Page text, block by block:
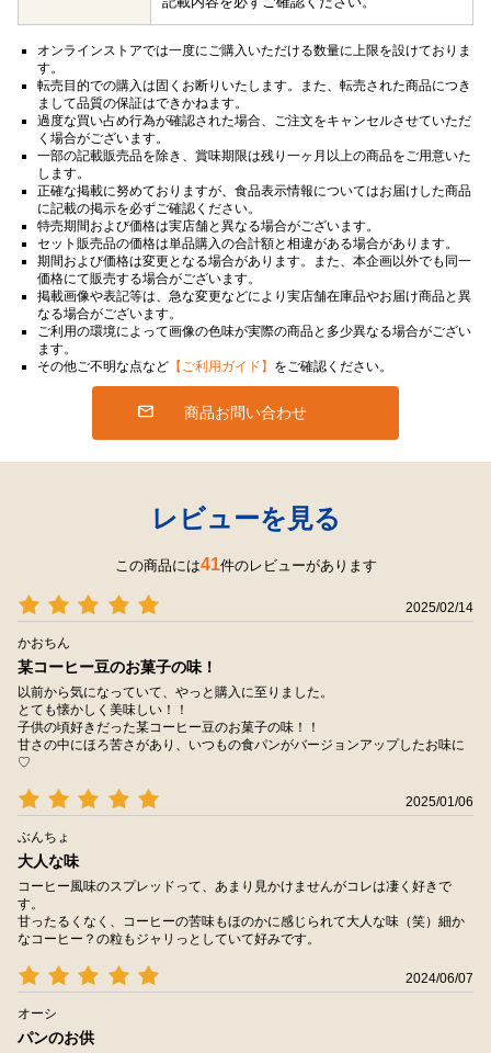
オンラインストアでは一度にご購入いただける数量に上限を設けておりま
す。
転売目的での購入は固くお断りいたします。また、転売された商品につき
まして品質の保証はできかねます。
過度な買い占め行為が確認された場合、ご注文をキャンセルさせていただ
く場合がございます。
一部の記載販売品を除き、賞味期限は残り一ヶ月以上の商品をご用意いた
します。
正確な掲載に努めておりますが、食品表示情報についてはお届けした商品
に記載の掲示を必ずご確認ください。
特売期間および価格は実店舗と異なる場合がございます。
セット販売品の価格は単品購入の合計額と相違がある場合があります。
期間および価格は変更となる場合があります。また、本企画以外でも同一
価格にて販売する場合がございます。
掲載画像や表記等は、急な変更などにより実店舗在庫品やお届け商品と異
なる場合がございます。
ご利用の環境によって画像の色味が実際の商品と多少異なる場合がござい
ます。
その他ご不明な点など 【ご利用ガイド】 をご確認ください。
商品お問い合わせ
レビューを見る
この商品には41件のレビューがあります
2025/02/14
かおちん
某コーヒー豆のお菓子の味！
以前から気になっていて、やっと購入に至りました。
とても懐かしく美味しい！！
子供の頃好きだった某コーヒー豆のお菓子の味！！
甘さの中にほろ苦さがあり、いつもの食パンがバージョンアップしたお味に
♡
2025/01/06
ぶんちょ
大人な味
コーヒー風味のスプレッドって、あまり見かけませんがコレは凄く好きで
す。
甘ったるくなく、コーヒーの苦味もほのかに感じられて大人な味（笑）細か
なコーヒー？の粒もジャリっとしていて好みです。
2024/06/07
オーシ
パンのお供